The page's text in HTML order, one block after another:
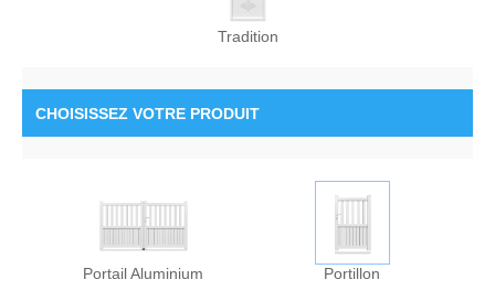
Tradition
CHOISISSEZ VOTRE PRODUIT
Portail Aluminium Portillon